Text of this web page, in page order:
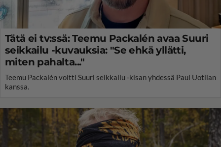
Tätä ei tv:ssä: Teemu Packalén avaa Suuri
seikkailu -kuvauksia: "Se ehkä yllätti,
miten pahalta..."
Teemu Packalén voitti Suuri seikkailu -kisan yhdessä Paul Uotilan
kanssa.